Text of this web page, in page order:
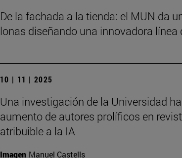
De la fachada a la tienda: el MUN da
lonas diseñando una innovadora línea
10 | 11 | 2025
Una investigación de la Universidad
aumento de autores prolíficos en
atribuible a la IA
Imagen Manuel Castells